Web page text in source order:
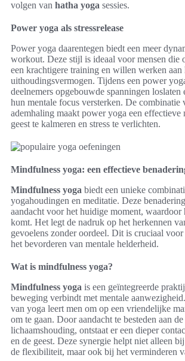
volgen van hatha yoga sessies.
Power yoga als stressrelease
Power yoga daarentegen biedt een meer
workout. Deze stijl is ideaal voor mensen die
een krachtigere training en willen werken aan
uithoudingsvermogen. Tijdens een power
deelnemers opgebouwde spanningen
hun mentale focus versterken. De combinatie
ademhaling maakt power yoga een effectieve
geest te kalmeren en stress te verlichten.
Mindfulness yoga: een effectieve
Mindfulness yoga biedt een unieke
yogahoudingen en meditatie. Deze
aandacht voor het huidige moment, waardoor
komt. Het legt de nadruk op het herkennen
gevoelens zonder oordeel. Dit is cruciaal voor
het bevorderen van mentale helderheid.
Wat is mindfulness yoga?
Mindfulness yoga is een geïntegreerde
beweging verbindt met mentale
van yoga leert men om op een vriendelijke
om te gaan. Door aandacht te besteden aan
lichaamshouding, ontstaat er een dieper
en de geest. Deze synergie helpt niet alleen
de flexibiliteit, maar ook bij het verminderen